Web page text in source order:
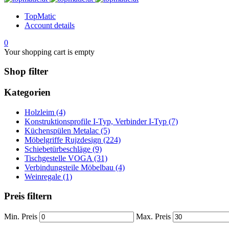
TopMatic
Account details
0
Your shopping cart is empty
Shop filter
Kategorien
Holzleim (4)
Konstruktionsprofile I-Typ, Verbinder I-Typ (7)
Küchenspülen Metalac (5)
Möbelgriffe Rujzdesign (224)
Schiebetürbeschläge (9)
Tischgestelle VOGA (31)
Verbindungsteile Möbelbau (4)
Weinregale (1)
Preis filtern
Min. Preis Max. Preis